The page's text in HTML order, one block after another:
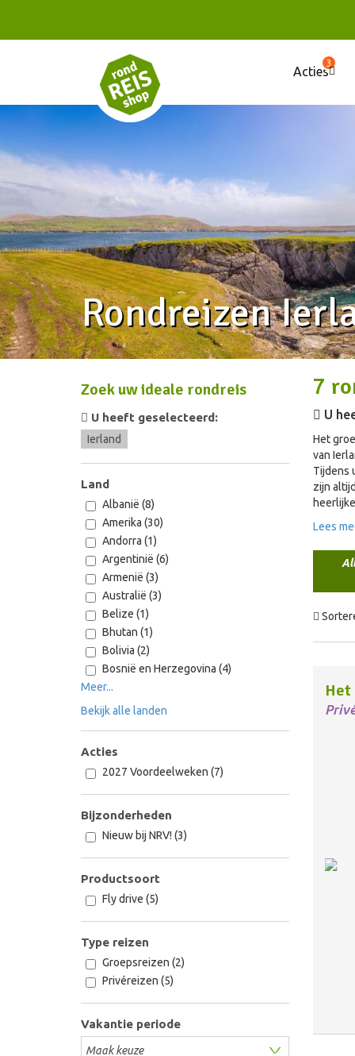
Acties
3
Rondreizen
Zoek uw ideale rondreis
U heeft geselecteerd:
Ierland
Land
Albanië (8)
Amerika (30)
Andorra (1)
Argentinië (6)
Armenië (3)
Australië (3)
Belize (1)
Bhutan (1)
Bolivia (2)
Bosnië en Herzegovina (4)
Meer...
Bekijk alle landen
Acties
2027 Voordeelweken (7)
Bijzonderheden
Nieuw bij NRV! (3)
Productsoort
Fly drive (5)
Type reizen
Groepsreizen (2)
Privéreizen (5)
Vakantie periode
7
U
Het
van
Tijdens
zijn
Lees
Het